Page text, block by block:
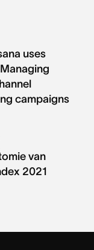
uses
campaigns
van
2021